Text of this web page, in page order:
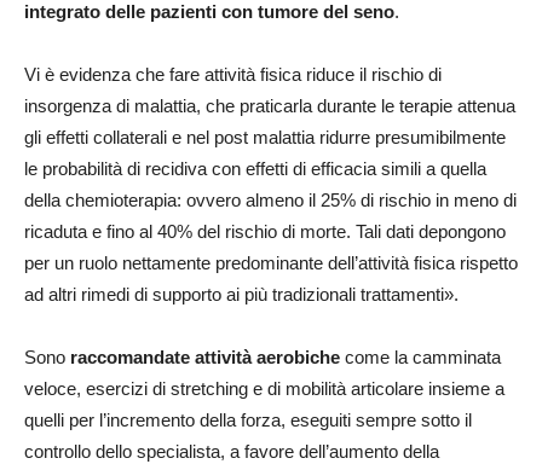
integrato delle pazienti con tumore del seno.
Vi è evidenza che fare attività fisica riduce il rischio di
insorgenza di malattia, che praticarla durante le terapie attenua
gli effetti collaterali e nel post malattia ridurre presumibilmente
le probabilità di recidiva con effetti di efficacia simili a quella
della chemioterapia: ovvero almeno il 25% di rischio in meno di
ricaduta e fino al 40% del rischio di morte. Tali dati depongono
per un ruolo nettamente predominante dell’attività fisica rispetto
ad altri rimedi di supporto ai più tradizionali trattamenti».
Sono raccomandate attività aerobiche come la camminata
veloce, esercizi di stretching e di mobilità articolare insieme a
quelli per l’incremento della forza, eseguiti sempre sotto il
controllo dello specialista, a favore dell’aumento della